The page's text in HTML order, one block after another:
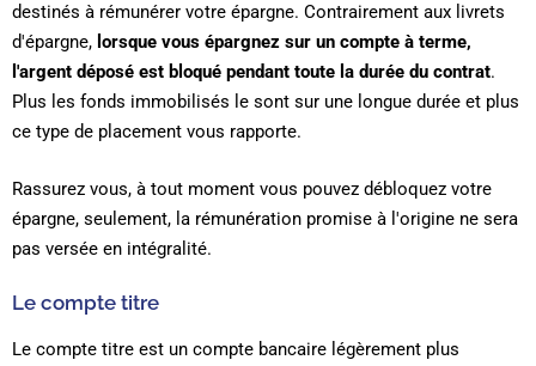
destinés à rémunérer votre épargne. Contrairement aux livrets
d'épargne, lorsque vous épargnez sur un compte à terme,
l'argent déposé est bloqué pendant toute la durée du contrat.
Plus les fonds immobilisés le sont sur une longue durée et plus
ce type de placement vous rapporte.
Rassurez vous, à tout moment vous pouvez débloquez votre
épargne, seulement, la rémunération promise à l'origine ne sera
pas versée en intégralité.
Le compte titre
Le compte titre est un compte bancaire légèrement plus